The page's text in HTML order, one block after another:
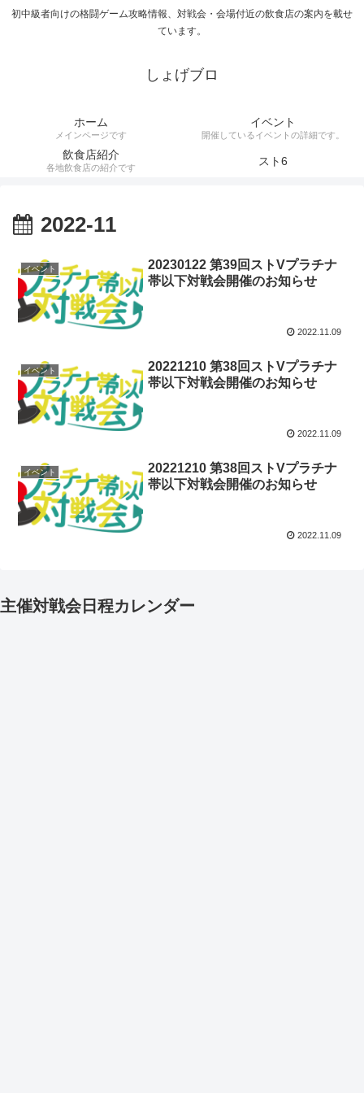
初中級者向けの格闘ゲーム攻略情報、対戦会・会場付近の飲食店の案内を載せ
ています。
しょげブロ
ホーム
メインページです
イベント
開催しているイベントの詳細です。
飲食店紹介
各地飲食店の紹介です スト6
2022-11
イベント
20230122 第39回ストVプラチナ
帯以下対戦会開催のお知らせ
2022.11.09
イベント
20221210 第38回ストVプラチナ
帯以下対戦会開催のお知らせ
2022.11.09
イベント
20221210 第38回ストVプラチナ
帯以下対戦会開催のお知らせ
2022.11.09
主催対戦会日程カレンダー